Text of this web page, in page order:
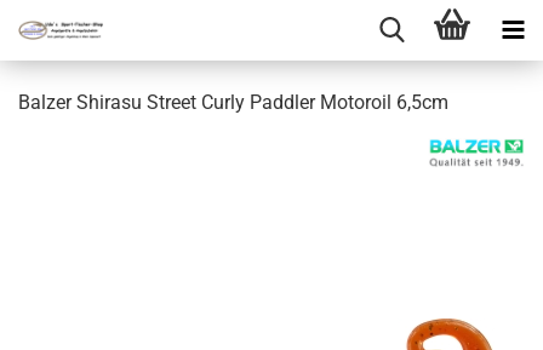
Balzer Shirasu Street Curly Paddler Motoroil 6,5cm